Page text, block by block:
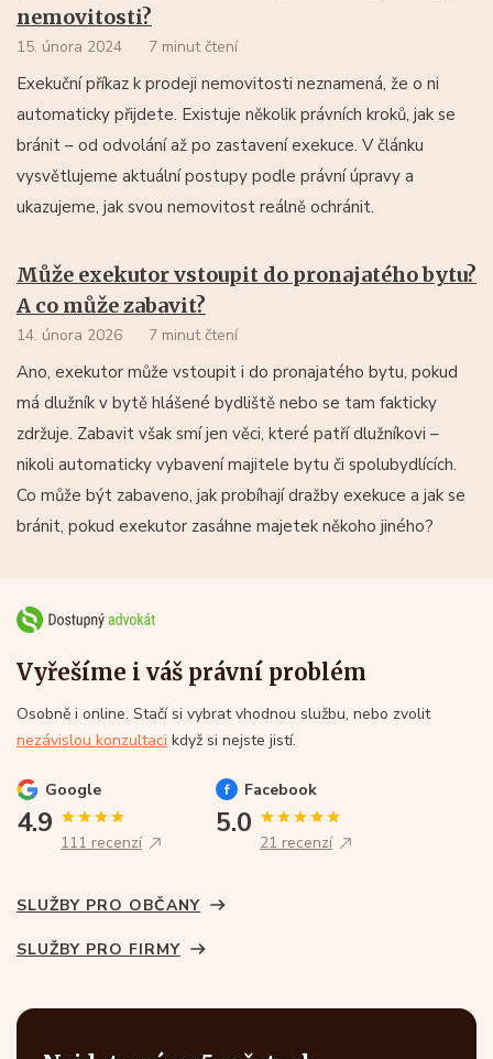
nemovitosti?
15. února 2024 7 minut čtení
Exekuční příkaz k prodeji nemovitosti neznamená, že o ni
automaticky přijdete. Existuje několik právních kroků, jak se
bránit – od odvolání až po zastavení exekuce. V článku
vysvětlujeme aktuální postupy podle právní úpravy a
ukazujeme, jak svou nemovitost reálně ochránit.
Může exekutor vstoupit do pronajatého bytu?
A co může zabavit?
14. února 2026 7 minut čtení
Ano, exekutor může vstoupit i do pronajatého bytu, pokud
má dlužník v bytě hlášené bydliště nebo se tam fakticky
zdržuje. Zabavit však smí jen věci, které patří dlužníkovi –
nikoli automaticky vybavení majitele bytu či spolubydlících.
Co může být zabaveno, jak probíhají dražby exekuce a jak se
bránit, pokud exekutor zasáhne majetek někoho jiného?
Vyřešíme i váš právní problém
Osobně i online. Stačí si vybrat vhodnou službu, nebo zvolit
nezávislou konzultaci když si nejste jistí.
Google
4.9
111 recenzí
Facebook
5.0
21 recenzí
SLUŽBY PRO OBČANY
SLUŽBY PRO FIRMY